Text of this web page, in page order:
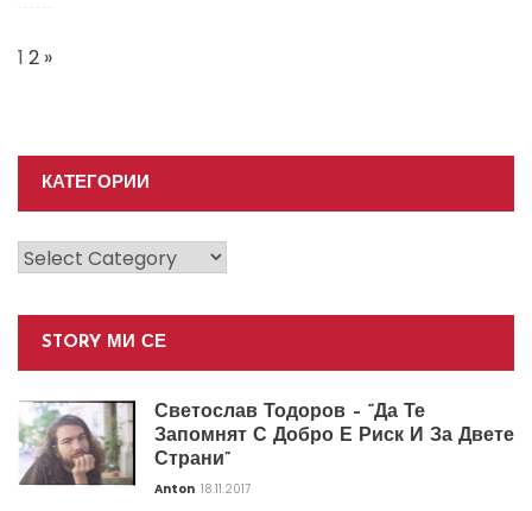
Navigation
1 2 »
КАТЕГОРИИ
Категории
STORY МИ СЕ
Светослав Тодоров – “Да Те
Запомнят С Добро Е Риск И За Двете
Страни”
Anton 18.11.2017